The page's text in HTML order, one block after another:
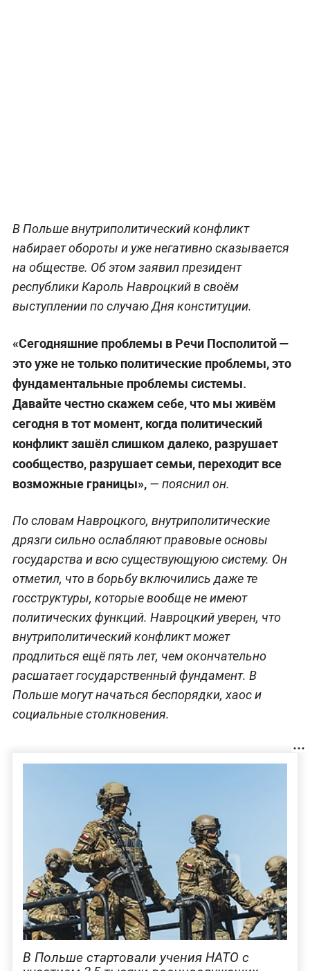
В Польше внутриполитический конфликт
набирает обороты и уже негативно сказывается
на обществе. Об этом заявил президент
республики Кароль Навроцкий в своём
выступлении по случаю Дня конституции.
«Сегодняшние проблемы в Речи Посполитой —
это уже не только политические проблемы, это
фундаментальные проблемы системы.
Давайте честно скажем себе, что мы живём
сегодня в тот момент, когда политический
конфликт зашёл слишком далеко, разрушает
сообщество, разрушает семьи, переходит все
возможные границы», — пояснил он.
По словам Навроцкого, внутриполитические
дрязги сильно ослабляют правовые основы
государства и всю существующуюю систему. Он
отметил, что в борьбу включились даже те
госструктуры, которые вообще не имеют
политических функций. Навроцкий уверен, что
внутриполитический конфликт может
продлиться ещё пять лет, чем окончательно
расшатает государственный фундамент. В
Польше могут начаться беспорядки, хаос и
социальные столкновения.
В Польше стартовали учения НАТО с